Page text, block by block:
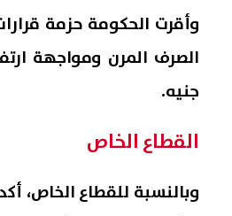
وأقرت الحكومة حزمة
جنيه.
القطاع الخاص
وبالنسبة للقطاع الخاص،